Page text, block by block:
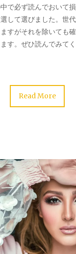
で必ず読んでおいて
して選びました。世
すがそれを除いても
す。ぜひ読んでみてく
Read More